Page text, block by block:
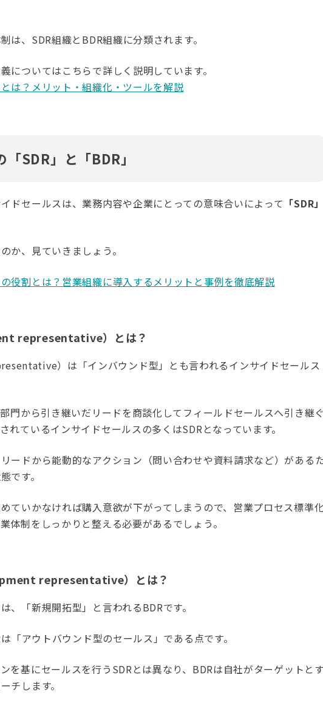
は、SDR組織とBDR組織に分類されます。
についてはこちらで詳しく説明しています。
は？メリット・組織化・ツールを解説
SDR」と「BDR」
ドセールスは、業務内容や企業にとっての意味合いによって 「SDR
か、見ていきましょう。
役割とは？営業組織に導入するメリットと事例を徹底解説
representative）とは？
）は「インバウンド型」とも言われるインサイドセールス
門から引き継いだリードを商談化してフィールドセールスへ引き継
れているインサイドセールスの多くはSDRとなっています。
ードから能動的なアクション（問い合わせや資料請求など）がある
です。
ていかなければ購入意欲が下がってしまうので、営業プロセス標準
体制をしっかりと整える必要があるでしょう。
representative）とは？
、「新規開拓型」と言われるBDRです。
「アウトバウンド型のセールス」である点です。
を基にセールスを行うSDRとは異なり、BDRは自社がターゲットと
チします。